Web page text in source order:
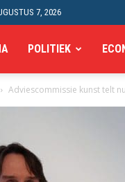
7, 2026
POLITIEK
Adviescommissie kunst telt